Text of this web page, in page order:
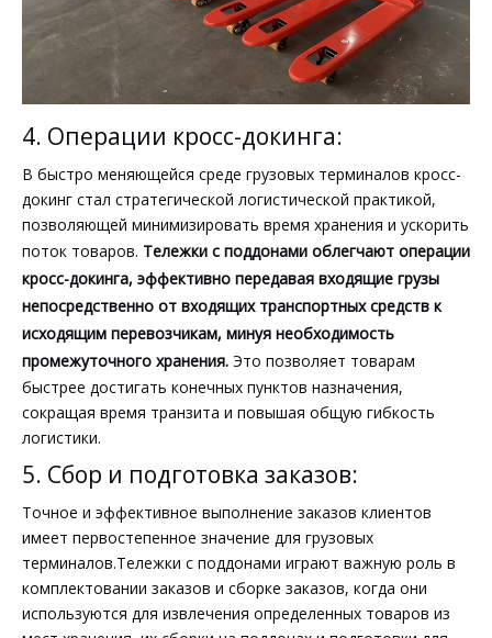
4. Операции кросс-докинга:
В быстро меняющейся среде грузовых терминалов кросс-
докинг стал стратегической логистической практикой,
позволяющей минимизировать время хранения и ускорить
поток товаров. Тележки с поддонами облегчают операции
кросс-докинга, эффективно передавая входящие грузы
непосредственно от входящих транспортных средств к
исходящим перевозчикам, минуя необходимость
промежуточного хранения. Это позволяет товарам
быстрее достигать конечных пунктов назначения,
сокращая время транзита и повышая общую гибкость
логистики.
5. Сбор и подготовка заказов:
Точное и эффективное выполнение заказов клиентов
имеет первостепенное значение для грузовых
терминалов.Тележки с поддонами играют важную роль в
комплектовании заказов и сборке заказов, когда они
используются для извлечения определенных товаров из